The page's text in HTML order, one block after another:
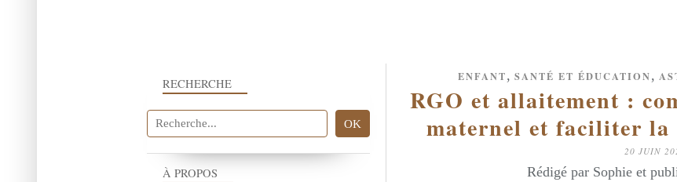
ENFANT, SANTÉ ET ÉDUCATION,
RGO et allaitement :
maternel et faciliter la
20 JUIN
Rédigé par Sophie et
RECHERCHE
À PROPOS